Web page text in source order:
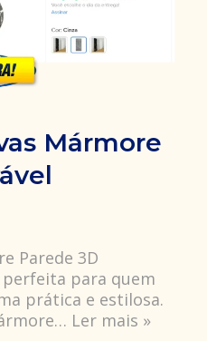
Mármore
Parede 3D
perfeita para quem
prática e estilosa.
Ler mais »